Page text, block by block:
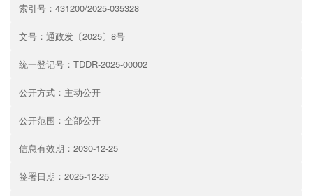
索引号：431200/2025-035328
文号：通政发〔2025〕8号
统一登记号：TDDR-2025-00002
公开方式：主动公开
公开范围：全部公开
信息有效期：2030-12-25
签署日期：2025-12-25